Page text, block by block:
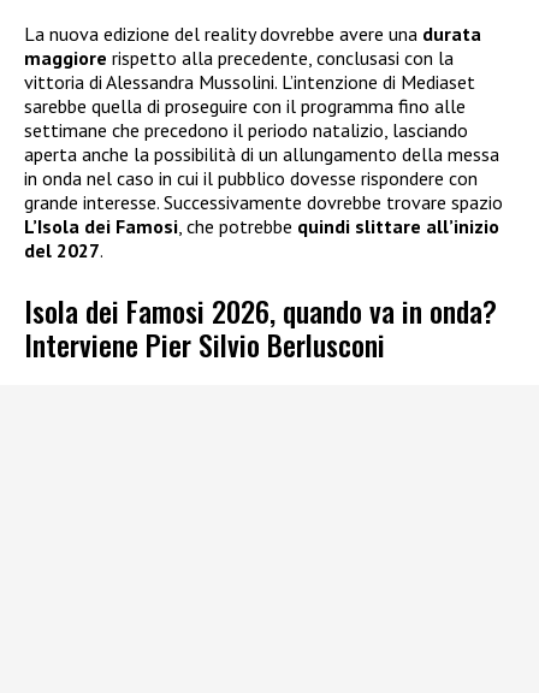
La nuova edizione del reality dovrebbe avere una durata
maggiore rispetto alla precedente, conclusasi con la
vittoria di Alessandra Mussolini. L’intenzione di Mediaset
sarebbe quella di proseguire con il programma fino alle
settimane che precedono il periodo natalizio, lasciando
aperta anche la possibilità di un allungamento della messa
in onda nel caso in cui il pubblico dovesse rispondere con
grande interesse. Successivamente dovrebbe trovare spazio
L’Isola dei Famosi , che potrebbe quindi slittare all’inizio
del 2027.
Isola dei Famosi 2026, quando va in onda?
Interviene Pier Silvio Berlusconi